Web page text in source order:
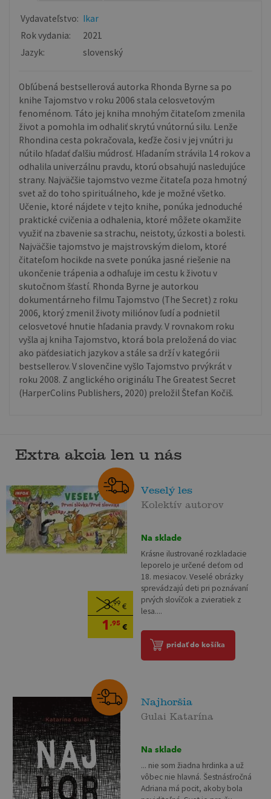
Vydavateľstvo: Ikar
Rok vydania:
2021
Jazyk:
slovenský
Obľúbená bestsellerová autorka Rhonda Byrne sa po
knihe Tajomstvo v roku 2006 stala celosvetovým
fenoménom. Táto jej kniha mnohým čitateľom zmenila
život a pomohla im odhaliť skrytú vnútornú silu. Lenže
Rhondina cesta pokračovala, keďže čosi v jej vnútri ju
nútilo hľadať ďalšiu múdrosť. Hľadaním strávila 14 rokov a
odhalila univerzálnu pravdu, ktorú obsahujú nasledujúce
strany. Najväčšie tajomstvo vezme čitateľa poza hmotný
svet až do toho spirituálneho, kde je možné všetko.
Učenie, ktoré nájdete v tejto knihe, ponúka jednoduché
praktické cvičenia a odhalenia, ktoré môžete okamžite
využiť na zbavenie sa strachu, neistoty, úzkosti a bolesti.
Najväčšie tajomstvo je majstrovským dielom, ktoré
čitateľom hocikde na svete ponúka jasné riešenie na
ukončenie trápenia a odhaľuje im cestu k životu v
skutočnom šťastí. Rhonda Byrne je autorkou
dokumentárneho filmu Tajomstvo (The Secret) z roku
2006, ktorý zmenil životy miliónov ľudí a podnietil
celosvetové hnutie hľadania pravdy. V rovnakom roku
vyšla aj kniha Tajomstvo, ktorá bola preložená do viac
ako päťdesiatich jazykov a stále sa drží v kategórii
bestsellerov. V slovenčine vyšlo Tajomstvo prvýkrát v
roku 2008. Z anglického originálu The Greatest Secret
(HarperColins Publishers, 2020) preložil Štefan Kočiš.
Extra akcia len u nás
3,99 €
1 ,95€
Veselý les
Kolektív autorov
Na sklade
Krásne ilustrované rozkladacie
leporelo je určené deťom od
18. mesiacov. Veselé obrázky
sprevádzajú deti pri poznávaní
prvých slovíčok a zvieratiek z
lesa....
pridať do košíka
Najhoršia
Gulai Katarína
Na sklade
... nie som žiadna hrdinka a už
vôbec nie hlavná. Šestnásťročná
Adriana má pocit, akoby bola